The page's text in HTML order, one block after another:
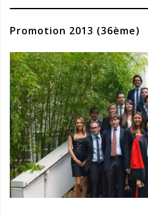
Promotion 2013 (36ème)